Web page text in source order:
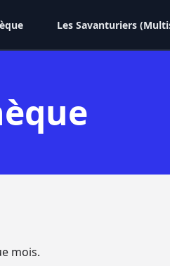
Les Savanturiers
mois.